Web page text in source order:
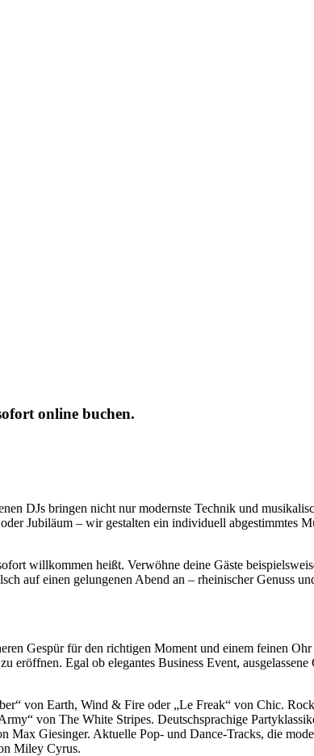
online buchen.
DJs bringen nicht nur modernste Technik und
Jubiläum – wir gestalten ein individuell abgestimmtes
willkommen heißt. Verwöhne deine Gäste
auf einen gelungenen Abend an – rheinischer Genuss
Gespür für den richtigen Moment und einem feinen
Egal ob elegantes Business Event,
von Earth, Wind & Fire oder „Le Freak“ von Chic.
von The White Stripes. Deutschsprachige
Giesinger. Aktuelle Pop- und Dance-Tracks, die
Miley Cyrus.